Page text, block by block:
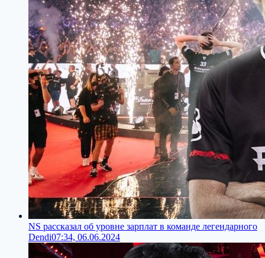
NS рассказал об уровне зарплат в команде легендарного
Dendi07:34, 06.06.2024